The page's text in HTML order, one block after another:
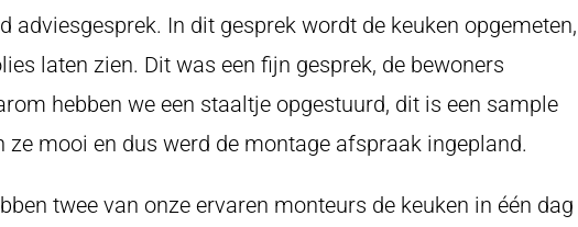
adviesgesprek. In dit gesprek wordt de keuken opgemeten,
laten zien. Dit was een fijn gesprek, de bewoners
hebben we een staaltje opgestuurd, dit is een sample
ze mooi en dus werd de montage afspraak ingepland.
twee van onze ervaren monteurs de keuken in één dag